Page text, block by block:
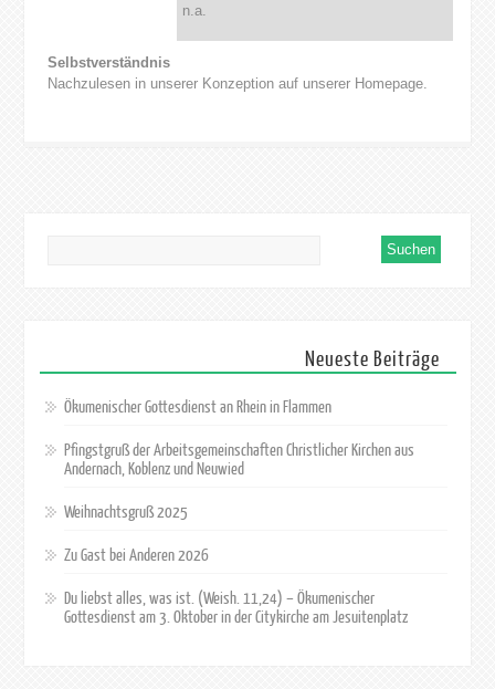
n.a.
Selbstverständnis
Nachzulesen in unserer Konzeption auf unserer Homepage.
Neueste Beiträge
Ökumenischer Gottesdienst an Rhein in Flammen
Pfingstgruß der Arbeitsgemeinschaften Christlicher Kirchen aus
Andernach, Koblenz und Neuwied
Weihnachtsgruß 2025
Zu Gast bei Anderen 2026
Du liebst alles, was ist. (Weish. 11,24) – Ökumenischer
Gottesdienst am 3. Oktober in der Citykirche am Jesuitenplatz